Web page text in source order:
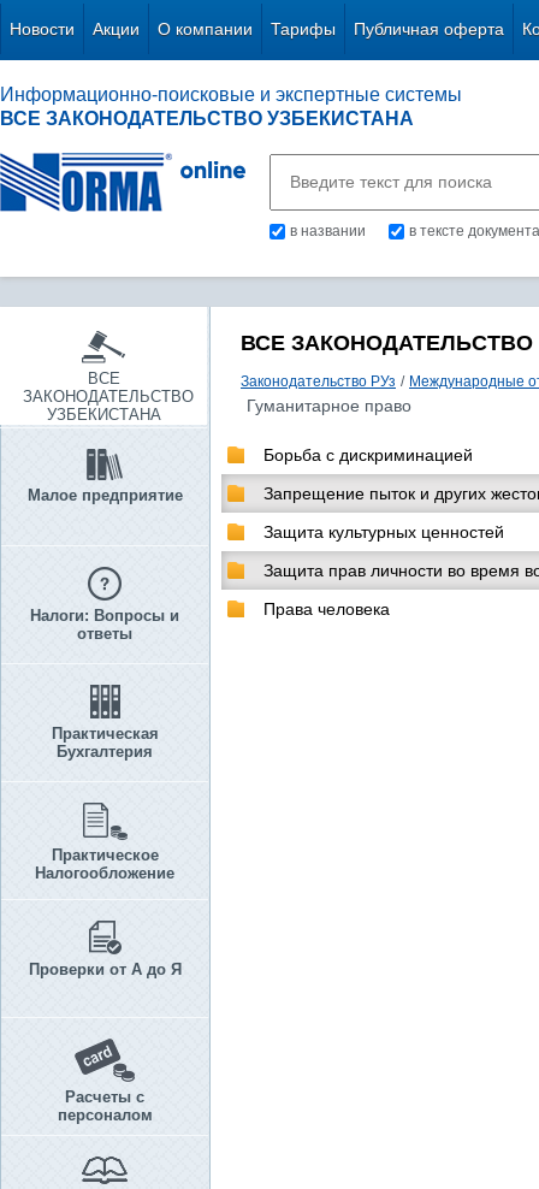
Новости Акции О компании Тарифы Публичная оферта
Информационно-поисковые и экспертные системы
ВСЕ ЗАКОНОДАТЕЛЬСТВО УЗБЕКИСТАНА
в названии в тексте документа
ВСЕ
ЗАКОНОДАТЕЛЬСТВО
УЗБЕКИСТАНА
Малое предприятие
Налоги: Вопросы и
ответы
Практическая
Бухгалтерия
Практическое
Налогообложение
Проверки от А до Я
Расчеты с
персоналом
ВСЕ ЗАКОНОДАТЕЛЬСТВО
Законодательство РУз / Международные
Гуманитарное право
Борьба с дискриминацией
Запрещение пыток и других
Защита культурных ценностей
Защита прав личности во время
Права человека